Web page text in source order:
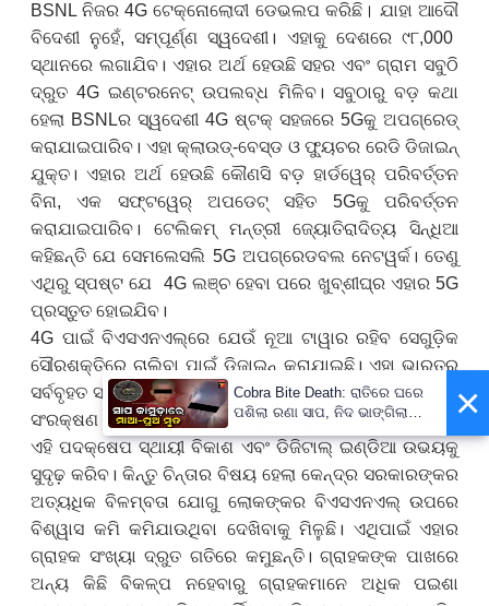
BSNLନିଜର4Gଟେକ୍ନୋଲୋଦୀ ଡେଭଲପ କରିଛି। ଯାହା ଆଦୌ
ବିଦେଶୀ ନୁହେଁ,ସମ୍ପୂର୍ଣ୍ଣ ସ୍ୱଦେଶୀ। ଏହାକୁ ଦେଶରେ ୯୮,000
ସ୍ଥାନରେ ଲଗାଯିବ। ଏହାର ଅର୍ଥ ହେଉଛି ସହର ଏବଂ ଗ୍ରାମ ସବୁଠି
ଦ୍ରୁତ4Gଇଣ୍ଟରନେଟ୍ ଉପଲବ୍ଧ ମିଳିବ। ସବୁଠାରୁ ବଡ଼ କଥା
ହେଲା BSNLର ସ୍ୱଦେଶୀ 4G ଷ୍ଟକ୍ ସହଜରେ 5Gକୁ ଅପଗ୍ରେଡ୍
କରାଯାଇପାରିବ। ଏହା କ୍ଲାଉଡ୍-ବେସ୍ଡ ଓ ଫ୍ୟୁଚର ରେଡି ଡିଜାଇନ୍
ଯୁକ୍ତ । ଏହାର ଅର୍ଥ ହେଉଛି କୌଣସି ବଡ଼ ହାର୍ଡୱେର୍ ପରିବର୍ତ୍ତନ
ବିନା,ଏକ ସଫ୍ଟୱେର୍ ଅପଡେଟ୍ ସହିତ 5Gକୁ ପରିବର୍ତ୍ତନ
କରାଯାଇପାରିବ ।
ଟେଲିକମ୍ ମନ୍ତ୍ରୀ ଜ୍ୟୋତିରାଦିତ୍ୟ ସିନ୍ଧିଆ
କହିଛନ୍ତି ଯେ ସେମଲେସଲି 5G ଅପଗ୍ରେଡବଲ ନେଟୱର୍କ। ତେଣୁ
ଏଥିରୁ ସ୍ପଷ୍ଟ ଯେ 4Gଲଞ୍ଚ ହେବା ପରେ ଖୁବ୍‌ଶୀଘ୍ର ଏହାର 5G
ପ୍ରସ୍ତୁତ ହୋଇଯିବ।
4G ପାଇଁ ବିଏସଏନଏଲ୍‌ରେ ଯେଉଁ ନୂଆ ଟାୱାର ରହିବ ସେଗୁଡ଼ିକ
ସୌରଶକ୍ତିରେ ଚାଲିବା ପାଇଁ ଡିଜାଇନ୍ କରାଯାଇଛି। ଏହା ଭାରତର
ସର୍ବବୃହତ ସବୁଜ ଟେଲିକମ୍ ନେଟୱାର୍କ ହେବ। ଏହି ପଦକ୍ଷେପ ଶକ୍ତି
ସଂରକ୍ଷଣ କରିବ ଏବଂ ପରିବେଶ ସୁରକ୍ଷାକୁ ପ୍ରୋତ୍ସାହିତ କରିବ।
ଏହି ପଦକ୍ଷେପ ସ୍ଥାୟୀ ବିକାଶ ଏବଂ ଡିଜିଟାଲ୍ ଇଣ୍ଡିଆ ଉଭୟକୁ
ସୁଦୃଢ଼ ​​କରିବ। କିନ୍ତୁ ଚିନ୍ତାର ବିଷୟ ହେଲା କେନ୍ଦ୍ର ସରକାରଙ୍କର
ଅତ୍ୟଧିକ ବିଳମ୍ବତା ଯୋଗୁ ଲୋକଙ୍କର ବିଏସଏନଏଲ୍ ଉପରେ
ବିଶ୍ୱାସ କମି କମିଯାଉଥିବା ଦେଖିବାକୁ ମିଳୁଛି। ଏଥିପାଇଁ ଏହାର
ଗ୍ରାହକ ସଂଖ୍ୟା ଦ୍ରୁତ ଗତିରେ କମୁଛନ୍ତି।ଗ୍ରାହକଙ୍କ ପାଖରେ
ଅନ୍ୟ କିଛି ବିକଳ୍ପ ନହେବାରୁ ଗ୍ରାହକମାନେ ଅଧିକ ପଇଶା
×
Cobra Bite Death: ରାତିରେ ଘରେ
ପଶିଲା ରଣା ସାପ, ନିଦ ଭାଙ୍ଗିଲା
ବେଳକୁ ଆଉ ନଥିଲେ ମା’-ପୁଅ